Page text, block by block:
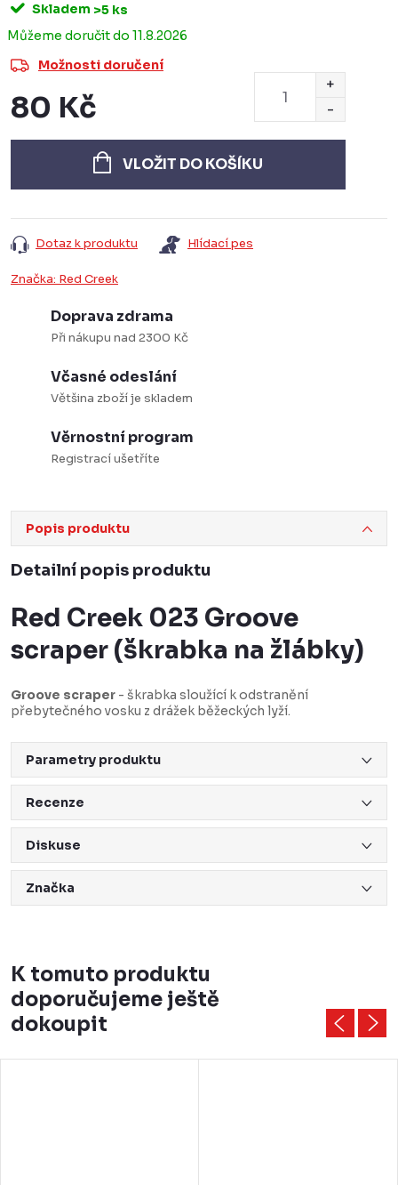
Skladem >5 ks
11.8.2026
Možnosti doručení
80 Kč
cena:
VLOŽIT DO KOŠÍKU
Dotaz k produktu Hlídací pes
Značka: Red Creek
Doprava zdrama
Při nákupu nad 2300 Kč
Včasné odeslání
Většina zboží je skladem
Věrnostní program
Registrací ušetříte
Popis produktu
Detailní popis produktu
Red Creek 023 Groove
scraper (škrabka na žlábky)
Groove scraper - škrabka sloužící k odstranění
přebytečného vosku z drážek běžeckých lyží.
Parametry produktu
Recenze
Diskuse
Značka
K tomuto produktu
doporučujeme ještě
dokoupit